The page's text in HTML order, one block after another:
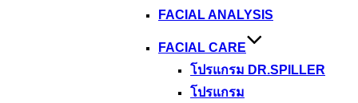
FACIAL ANALYSIS
FACIAL CARE
โปรแกรม DR.SPILLER
โปรแกรม